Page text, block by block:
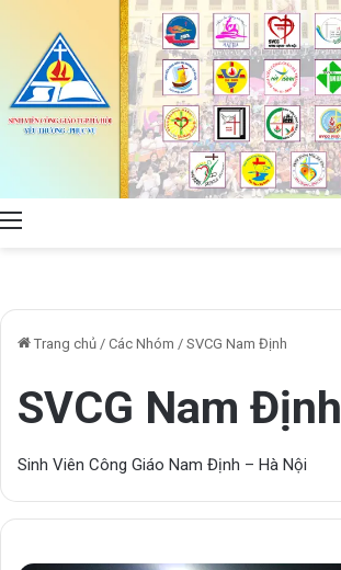
Menu
Trang chủ / Các Nhóm / SVCG Nam Định
SVCG Nam Định
Sinh Viên Công Giáo Nam Định – Hà Nội